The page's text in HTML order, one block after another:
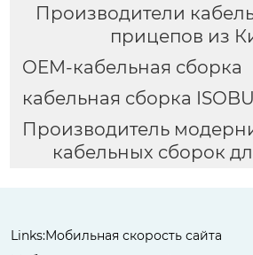
Производители
прицепов из
OEM-кабельная сборка
кабельная сборка
Производитель
кабельных сборок
Links:Мобильная скорость сайта